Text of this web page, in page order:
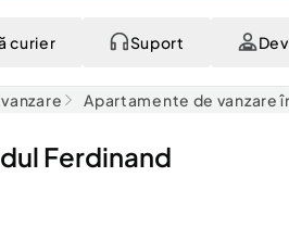
curier Suport
Apartamente de vanzare
Ferdinand